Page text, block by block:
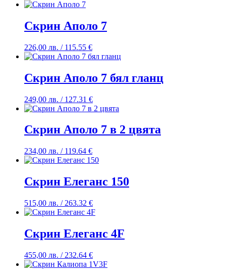
Скрин Аполо 7
226,00 лв. / 115.55 €
Скрин Аполо 7 бял гланц
249,00 лв. / 127.31 €
Скрин Аполо 7 в 2 цвята
234,00 лв. / 119.64 €
Скрин Елеганс 150
515,00 лв. / 263.32 €
Скрин Елеганс 4F
455,00 лв. / 232.64 €